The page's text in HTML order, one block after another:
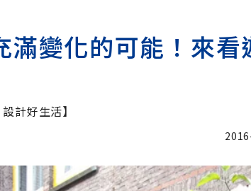
滿變化的可能！來看
計好生活】
加入追蹤